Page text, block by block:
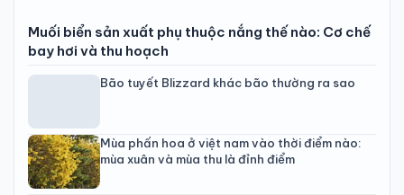
Muối biển sản xuất phụ thuộc nắng thế nào: Cơ chế
bay hơi và thu hoạch
Bão tuyết Blizzard khác bão thường ra sao
Mùa phấn hoa ở việt nam vào thời điểm nào:
mùa xuân và mùa thu là đỉnh điểm